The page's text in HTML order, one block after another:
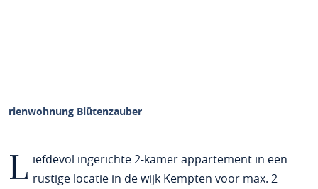
Blütenzauber
L iefdevol ingerichte 2-kamer appartement in een
rustige locatie in de wijk Kempten voor max. 2